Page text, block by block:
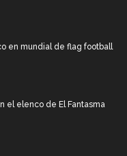
en mundial de flag football
el elenco de El Fantasma